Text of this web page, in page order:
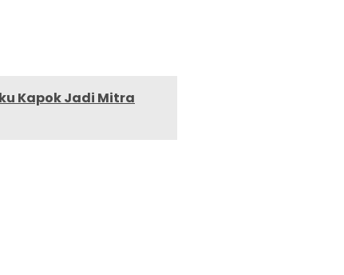
Kapok Jadi Mitra